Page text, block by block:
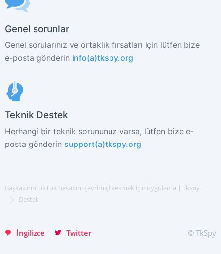
Genel sorunlar
Genel sorularınız ve ortaklık fırsatları için lütfen bize
e-posta gönderin info(a)tkspy.org
Teknik Destek
Herhangi bir teknik sorununuz varsa, lütfen bize e-
posta gönderin support(a)tkspy.org
Başkasının TikTok hesabını çevrimiçi kesmek için uygulama | Tkspy
Destek
İngilizce
ŞIMDI KAYDOLUN
Deutsch
中文
Français
Хинди हिन्दी
Italiano
Twitter © TkSpy